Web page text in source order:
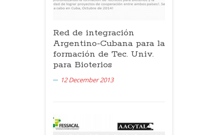
Red de integración
Argentino-Cubana para la
formación de Tec. Univ.
para Bioterios
12 December 2013